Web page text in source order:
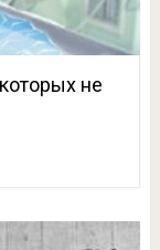
не